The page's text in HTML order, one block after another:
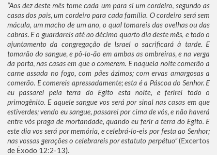
“Aos dez deste mês tome cada um para si um cordeiro, segundo as
casas dos pais, um cordeiro para cada família. O cordeiro será sem
mácula, um macho de um ano, o qual tomareis das ovelhas ou das
cabras. E o guardareis até ao décimo quarto dia deste mês, e todo o
ajuntamento da congregação de Israel o sacrificará à tarde. E
tomarão do sangue, e pô-lo-ão em ambas as ombreiras, e na verga
da porta, nas casas em que o comerem. E naquela noite comerão a
carne assada no fogo, com pães ázimos; com ervas amargosas a
comerão. E comereis apressadamente; esta é a Páscoa do Senhor. E
eu passarei pela terra do Egito esta noite, e ferirei todo o
primogênito. E aquele sangue vos será por sinal nas casas em que
estiverdes; vendo eu sangue, passarei por cima de vós, e não haverá
entre vós praga de mortandade, quando eu ferir a terra do Egito. E
este dia vos será por memória, e celebrá-lo-eis por festa ao Senhor;
nas vossas gerações o celebrareis por estatuto perpétuo”(Excertos
de Êxodo 12:2-13).